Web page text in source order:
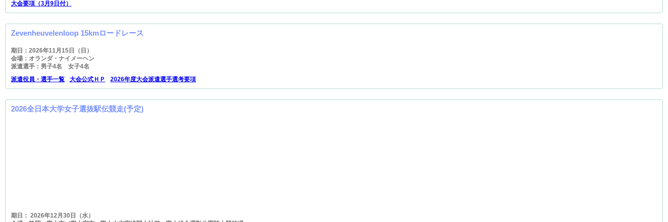
大会要項（3月9日付）
Zevenheuvelenloop 15kmロードレース
期日：2026年11月15日（日）
会場：オランダ・ナイメーヘン
派遣選手：男子4名 女子4名
派遣役員・選手一覧
大会公式ＨＰ 2026年度大会派遣選手選考要項
2026全日本大学女子選抜駅伝競走(予定)
期日： 2026年12月30日（水）